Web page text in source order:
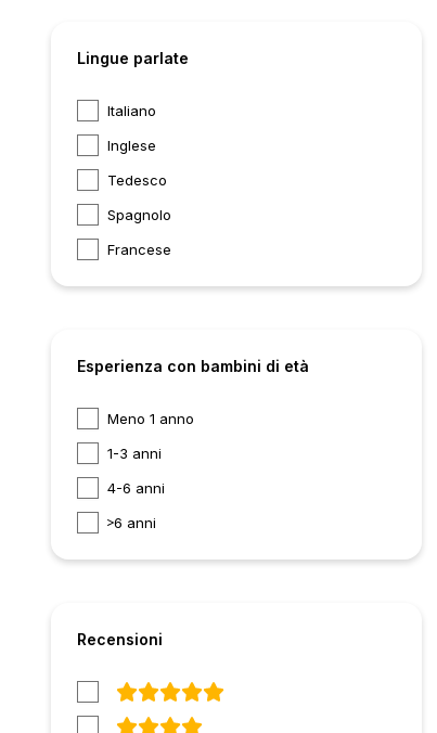
Lingue parlate
Italiano
Inglese
Tedesco
Spagnolo
Francese
Esperienza con bambini di età
Meno 1 anno
1-3 anni
4-6 anni
6 anni
Recensioni